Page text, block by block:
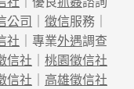
公司 ｜ 徵信服務｜
社 ｜專業外遇調查
信社 ｜ 桃園徵信社
信社 ｜ 高雄徵信社